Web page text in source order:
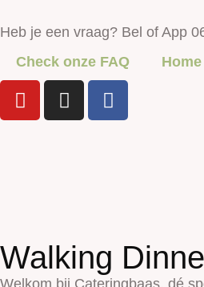
Heb je een vraag? Bel of App
Check onze FAQ
Home
Walking
Welkom bij Cateringbaas, dé